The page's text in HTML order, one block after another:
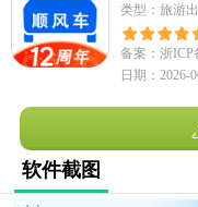
类型：旅游
备案：浙ICP
日期：2026-
软件截图